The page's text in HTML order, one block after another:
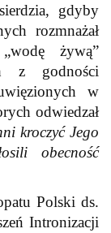
gdyby
rozmnażał
żywą”
z godności
w
odwiedzał
kroczyć Jego
obecność
Polski ds.
Intronizacji